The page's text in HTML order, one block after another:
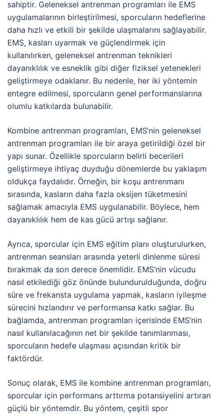
sahiptir. Geleneksel antrenman programları ile EMS
uygulamalarının birleştirilmesi, sporcuların hedeflerine
daha hızlı ve etkili bir şekilde ulaşmalarını sağlayabilir.
EMS, kasları uyarmak ve güçlendirmek için
kullanılırken, geleneksel antrenman teknikleri
dayanıklılık ve esneklik gibi diğer fiziksel yetenekleri
geliştirmeye odaklanır. Bu nedenle, her iki yöntemin
entegre edilmesi, sporcuların genel performanslarına
olumlu katkılarda bulunabilir.
Kombine antrenman programları, EMS’nin geleneksel
antrenman programları ile bir araya getirildiği özel bir
yapı sunar. Özellikle sporcuların belirli becerileri
geliştirmeye ihtiyaç duyduğu dönemlerde bu yaklaşım
oldukça faydalıdır. Örneğin, bir koşu antrenmanı
sırasında, kasların daha fazla oksijen tüketmesini
sağlamak amacıyla EMS uygulanabilir. Böylece, hem
dayanıklılık hem de kas gücü artışı sağlanır.
Ayrıca, sporcular için EMS eğitim planı oluşturulurken,
antrenman seansları arasında yeterli dinlenme süresi
bırakmak da son derece önemlidir. EMS’nin vücudu
nasıl etkilediği göz önünde bulundurulduğunda, doğru
süre ve frekansta uygulama yapmak, kasların iyileşme
sürecini hızlandırır ve performansa katkı sağlar. Bu
bağlamda, antrenman programları içerisinde EMS’nin
nasıl kullanılacağının net bir şekilde tanımlanması,
sporcuların hedefe ulaşması açısından kritik bir
faktördür.
Sonuç olarak, EMS ile kombine antrenman programları,
sporcular için performans arttırma potansiyelini artıran
güçlü bir yöntemdir. Bu yöntem, çeşitli spor